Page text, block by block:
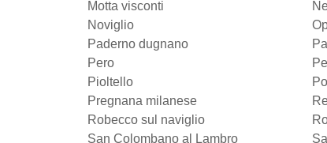
Motta visconti
Noviglio
Paderno dugnano
Pero
Pioltello
Pregnana milanese
Robecco sul naviglio
San Colombano al Lambro